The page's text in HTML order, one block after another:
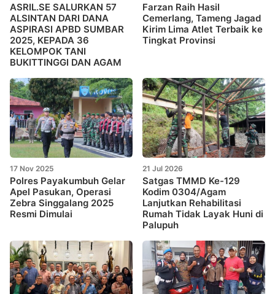
ASRIL.SE SALURKAN 57
ALSINTAN DARI DANA
ASPIRASI APBD SUMBAR
2025, KEPADA 36
KELOMPOK TANI
BUKITTINGGI DAN AGAM
Farzan Raih Hasil
Cemerlang, Tameng Jagad
Kirim Lima Atlet Terbaik ke
Tingkat Provinsi
17 Nov 2025
Polres Payakumbuh Gelar
Apel Pasukan, Operasi
Zebra Singgalang 2025
Resmi Dimulai
21 Jul 2026
Satgas TMMD Ke-129
Kodim 0304/Agam
Lanjutkan Rehabilitasi
Rumah Tidak Layak Huni di
Palupuh